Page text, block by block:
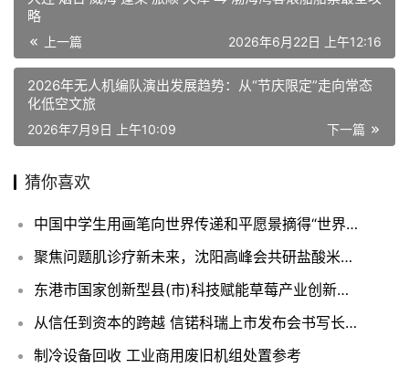
略
上一篇 2026年6月22日 上午12:16
2026年无人机编队演出发展趋势：从“节庆限定”走向常态
化低空文旅
下一篇
2026年7月9日 上午10:09
猜你喜欢
中国中学生用画笔向世界传递和平愿景摘得“世界和平海报大赛”全球总冠军
聚焦问题肌诊疗新未来，沈阳高峰会共研盐酸米诺环素泡沫剂创新价值
东港市国家创新型县(市)科技赋能草莓产业创新发展
从信任到资本的跨越 信锘科瑞上市发布会书写长期价值投资新篇章
制冷设备回收 工业商用废旧机组处置参考